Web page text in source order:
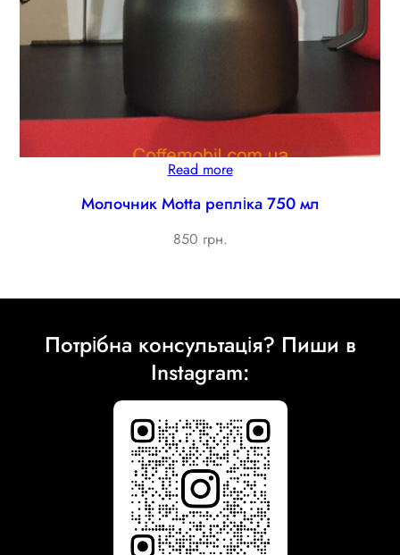
Read more
Молочник Motta репліка 750 мл
850 грн.
Потрібна консультація? Пиши в
Instagram: